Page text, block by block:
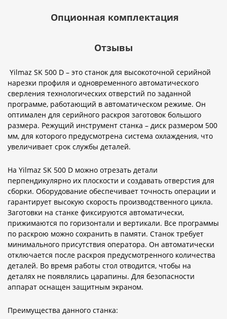
Опционная комплектация
Отзывы
Yilmaz SK 500 D – это станок для высокоточной серийной
нарезки профиля и одновременного автоматического
сверления технологических отверстий по заданной
программе, работающий в автоматическом режиме. Он
оптимален для серийного раскроя заготовок большого
размера. Режущий инструмент станка – диск размером 500
мм, для которого предусмотрена система охлаждения, что
увеличивает срок службы деталей.
На Yilmaz SK 500 D можно отрезать детали
перпендикулярно их плоскости и создавать отверстия для
сборки. Оборудование обеспечивает точность операции и
гарантирует высокую скорость производственного цикла.
Заготовки на станке фиксируются автоматически,
прижимаются по горизонтали и вертикали. Все программы
по раскрою можно сохранить в памяти. Станок требует
минимального присутствия оператора. Он автоматически
отключается после раскроя предусмотренного количества
деталей. Во время работы стол отводится, чтобы на
деталях не появлялись царапины. Для безопасности
аппарат оснащен защитным экраном.
Преимущества данного станка: